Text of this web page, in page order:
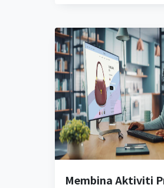
Membina Aktiviti